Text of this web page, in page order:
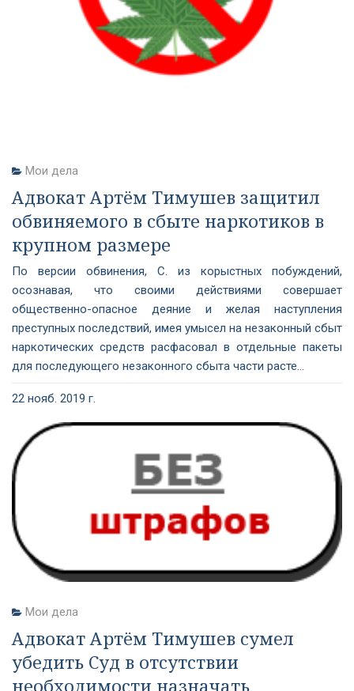
Мои дела
Адвокат Артём Тимушев защитил
обвиняемого в сбыте наркотиков в
крупном размере
По версии обвинения, С. из корыстных побуждений,
осознавая, что своими действиями совершает
общественно-опасное деяние и желая наступления
преступных последствий, имея умысел на незаконный сбыт
наркотических средств расфасовал в отдельные пакеты
для последующего незаконного сбыта части расте...
22 нояб. 2019 г.
Мои дела
Адвокат Артём Тимушев сумел
убедить Суд в отсутствии
необходимости назначать